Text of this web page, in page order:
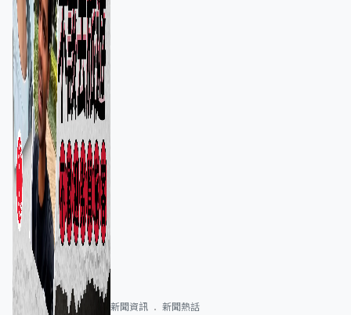
新聞資訊 新聞熱話